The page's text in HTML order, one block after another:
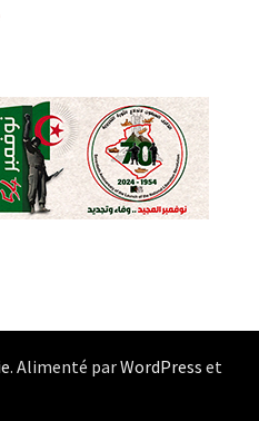
. Alimenté parWordPress et